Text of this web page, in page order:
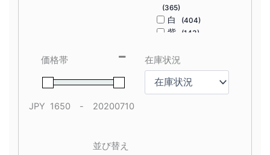
(365)
白 (404)
紫 (143)
茶
茶色 (193)
赤 (402)
青 (720)
価格帯
JPY Minimum Price
- Maximum Price
在庫状況
並び替え